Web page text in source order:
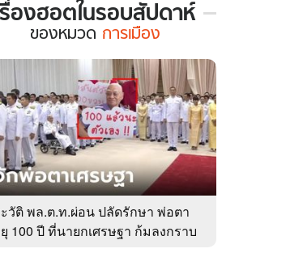
รื่องฮอตในรอบสัปดาห์
อง
ของหมวด การเมือง
วัติ พล.ต.ท.ผ่อน ปลัดรักษา พ่อตา
100 ปี ที่นายกเศรษฐา ก้มลงกราบ